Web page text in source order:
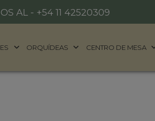
AL - +54 11 42520309
ORQUÍDEAS CENTRO DE MESA